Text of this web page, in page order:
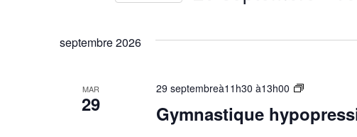
vues
Évènements
septembre 2026
MAR
29 Gymnastique
29 septembreà11h30 à13h00
Groupe
être